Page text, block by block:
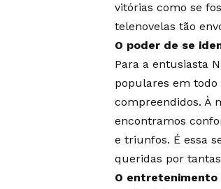
vitórias como se
telenovelas tão
O poder de se
Para a entusiasta
populares em
compreendidos. À
encontramos
e triunfos. É essa
queridas por
O